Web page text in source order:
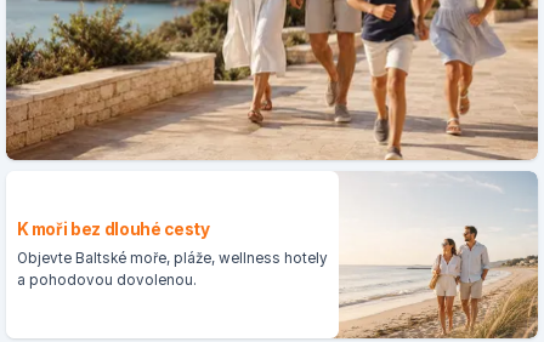
K moři bez dlouhé cesty
Objevte Baltské moře, pláže, wellness hotely
a pohodovou dovolenou.